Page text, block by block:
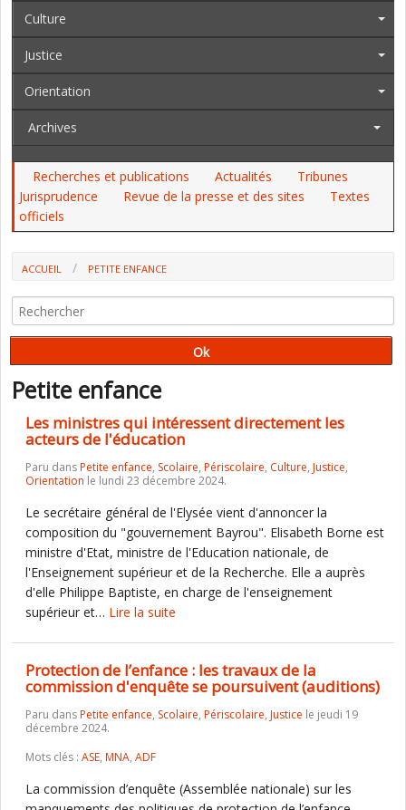
Culture
Justice
Orientation
Archives
Recherches et publications Actualités
Tribunes
Jurisprudence
Revue de la presse et des sites
Textes
officiels
ACCUEIL PETITE ENFANCE
Petite enfance
Les ministres qui intéressent directement les
acteurs de l'éducation
Paru dansPetite enfance, Scolaire, Périscolaire, Culture, Justice,
Orientation le lundi 23 décembre 2024.
Le secrétaire général de l'Elysée vient d'annoncer la
composition du "gouvernement Bayrou". Elisabeth Borne est
ministre d'Etat, ministre de l'Education nationale, de
l'Enseignement supérieur et de la Recherche. Elle a auprès
d'elle Philippe Baptiste, en charge de l'enseignement
supérieur et… Lire la suite
Protection de l’enfance : les travaux de la
commission d'enquête se poursuivent (auditions)
Paru dansPetite enfance, Scolaire, Périscolaire, Justice le jeudi 19
décembre 2024.
Mots clés : ASE, MNA, ADF
La commission d’enquête (Assemblée nationale) sur les